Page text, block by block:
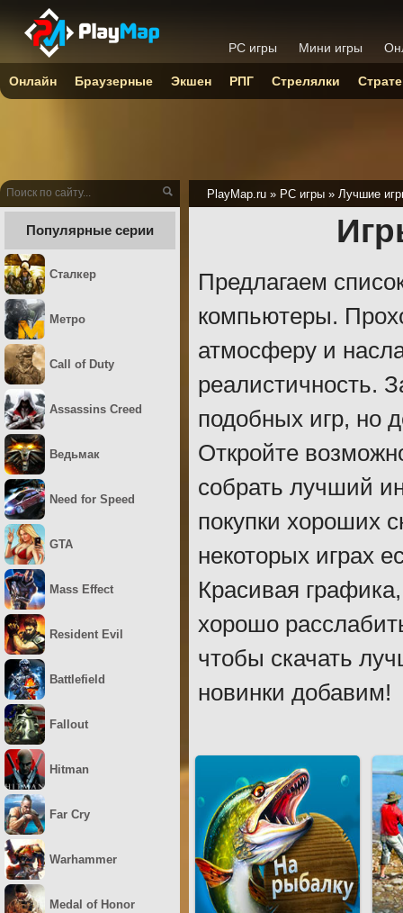
PlayMap.ru » PC игры » Лучшие
Предлагаем
компьютеры.
атмосферу и
реалистичность.
подобных игр, но
Откройте
собрать лучший
покупки хороших
некоторых играх
Красивая
хорошо
чтобы скачать
новинки добавим!
Популярные серии
Сталкер
Метро
Call of Duty
Assassins Creed
Ведьмак
Need for Speed
GTA
Mass Effect
Resident Evil
Battlefield
Fallout
Hitman
Far Cry
Warhammer
Medal of Honor
PC игры Мини игры
Онлайн Браузерные Экшен РПГ Стрелялки